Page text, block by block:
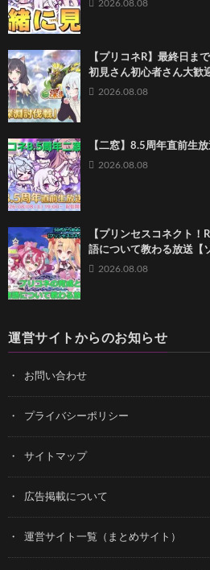
2026.08.08
【プリコネR】最終日ま
初見さん初心者さん大歓
2026.08.08
【二窓】8.5周年直前生
2026.08.08
【プリンセスコネクト
語について教わる放送【
2026.08.08
運営サイトからのお知らせ
お問い合わせ
プライバシーポリシー
サイトマップ
広告掲載について
運営サイト一覧（まとめサイト）